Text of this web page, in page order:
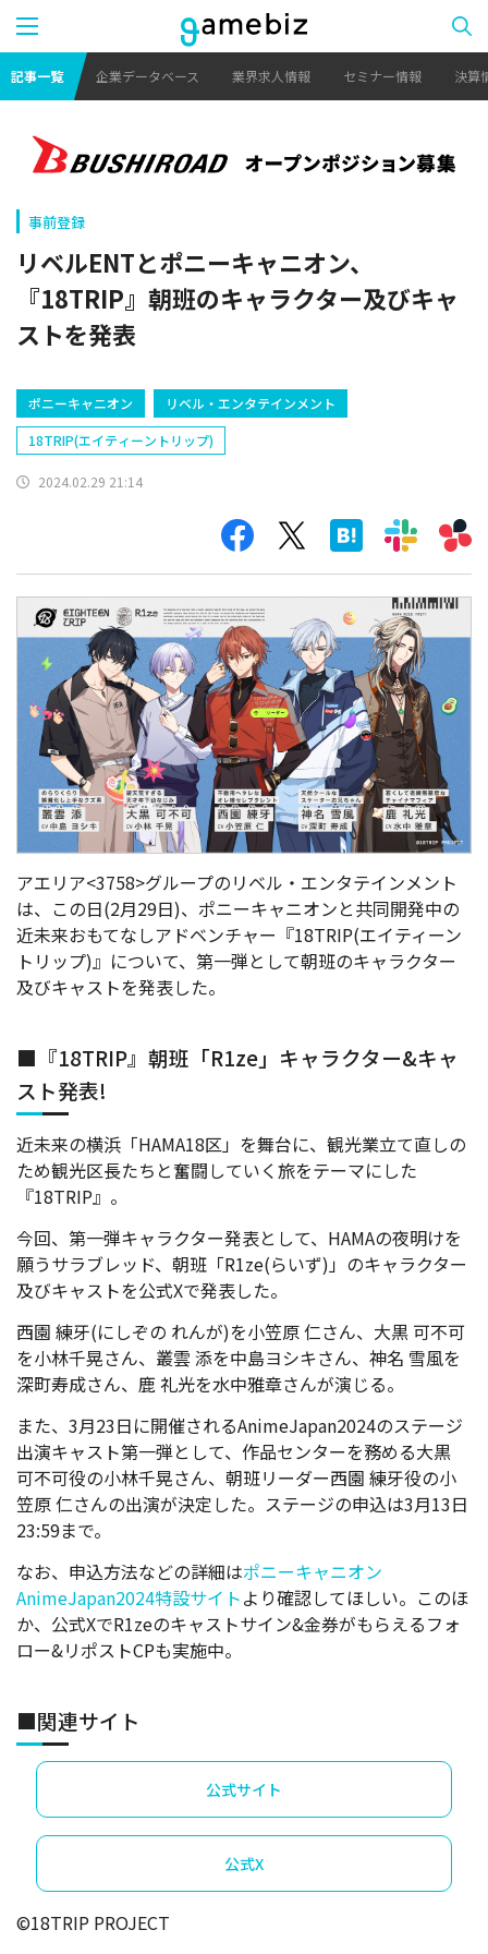
記事一覧 企業データベース 業界求人情報 セミナー情報 決算
事前登録
リベルENTとポニーキャニオン、
『18TRIP』朝班のキャラクター及びキャ
ストを発表
ポニーキャニオン
リベル・エンタテインメント
18TRIP(エイティーントリップ)
2024.02.29 21:14
アエリア<3758>グループのリベル・エンタテインメント
は、この日(2月29日)、ポニーキャニオンと共同開発中の
近未来おもてなしアドベンチャー『18TRIP(エイティーン
トリップ)』について、第一弾として朝班のキャラクター
及びキャストを発表した。
■『18TRIP』朝班「R1ze」キャラクター&キャ
スト発表!
近未来の横浜「HAMA18区」を舞台に、観光業立て直しの
ため観光区長たちと奮闘していく旅をテーマにした
『18TRIP』。
今回、第一弾キャラクター発表として、HAMAの夜明けを
願うサラブレッド、朝班「R1ze(らいず)」のキャラクター
及びキャストを公式Xで発表した。
西園 練牙(にしぞの れんが)を小笠原 仁さん、大黒 可不可
を小林千晃さん、叢雲 添を中島ヨシキさん、神名 雪風を
深町寿成さん、鹿 礼光を水中雅章さんが演じる。
また、3月23日に開催されるAnimeJapan2024のステージ
出演キャスト第一弾として、作品センターを務める大黒
可不可役の小林千晃さん、朝班リーダー西園 練牙役の小
笠原 仁さんの出演が決定した。ステージの申込は3月13日
23:59まで。
なお、申込方法などの詳細はポニーキャニオン
AnimeJapan2024特設サイトより確認してほしい。このほ
か、公式XでR1zeのキャストサイン&金券がもらえるフォ
ロー&リポストCPも実施中。
■関連サイト
公式サイト
公式X
©18TRIP PROJECT